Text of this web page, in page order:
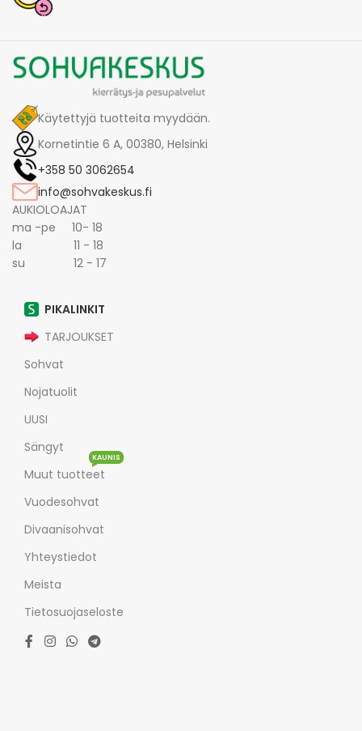
Käytettyjä tuotteita myydään.
Kornetintie 6 A, 00380, Helsinki
+358 50 3062654
info@sohvakeskus.fi
AUKIOLOAJAT
ma -pe 10- 18
la 11 - 18
su 12 - 17
PIKALINKIT
TARJOUKSET
Sohvat
Nojatuolit
UUSI
Sängyt
Muut tuotteet
KAUNIS
Vuodesohvat
Divaanisohvat
Yhteystiedot
Meista
Tietosuojaseloste